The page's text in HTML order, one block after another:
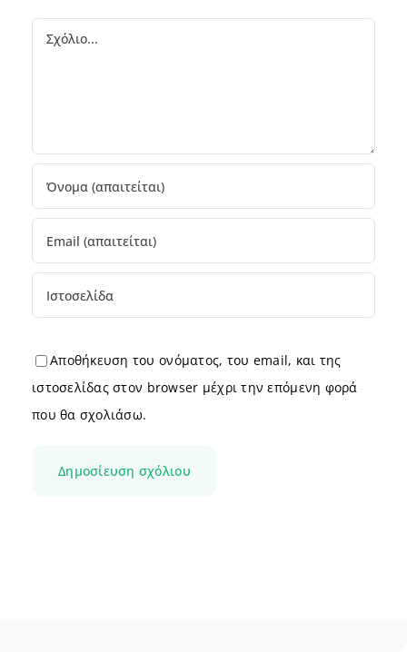
Comment
Αποθήκευση του ονόματος, του email, και της
ιστοσελίδας στον browser μέχρι την επόμενη φορά
που θα σχολιάσω.